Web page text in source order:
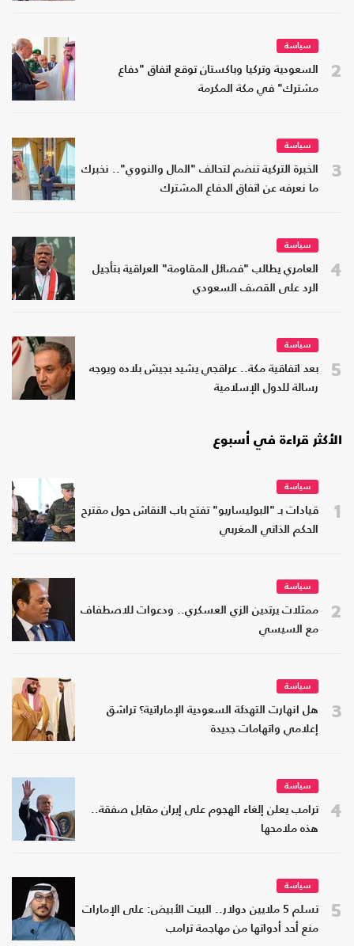
2
سياسة
السعودية وتركيا وباكستان توقع اتفاق "دفاع
مشترك" في مكة المكرمة
3
سياسة
الخبرة التركية تنضم لتحالف "المال والنووي".. نخبرك
ما نعرفه عن اتفاق الدفاع المشترك
4
سياسة
العامري يطالب "فصائل المقاومة" العراقية بتأجيل
الرد على القصف السعودي
5
سياسة
بعد اتفاقية مكة.. عراقجي يشيد بجيش بلاده ويوجه
رسالة للدول الإسلامية
الأكثر قراءة في أسبوع
1
سياسة
قيادات بـ "البوليساريو" تفتح باب النقاش حول مقترح
الحكم الذاتي المغربي
2
سياسة
ممثلات يرتدين الزي العسكري.. ودعوات للاصطفاف
مع السيسي
3
سياسة
هل انهارت التهدئة السعودية الإماراتية؟ تراشق
إعلامي واتهامات جديدة
4
سياسة
ترامب يعلن إلغاء الهجوم على إيران مقابل صفقة..
هذه ملامحها
5
سياسة
تسلم 5 ملايين دولار.. البيت الأبيض: على الإمارات
منع أحد أدواتها من مهاجمة ترامب